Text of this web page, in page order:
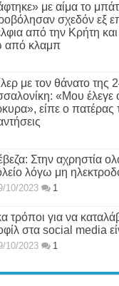
με αίμα το
σχεδόν εξ
από την Κρήτη και
από κλαμπ
με τον θάνατο της
«Μου έλεγε
είπε ο πατέρας
Στην αχρηστία
λόγω μη
10/2023 1
τρόποι για να
στα social media
10/2023 1